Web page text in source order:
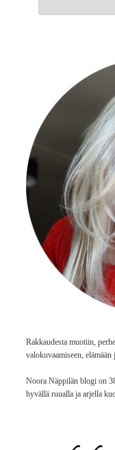
Rakkaudesta muotiin,
valokuvaamiseen,
Noora Näppilän blogi on
hyvällä ruualla ja arjella